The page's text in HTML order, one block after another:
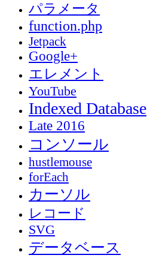
パラメータ
function.php
Jetpack
Google+
エレメント
YouTube
Indexed Database
Late 2016
コンソール
hustlemouse
forEach
カーソル
レコード
SVG
データベース